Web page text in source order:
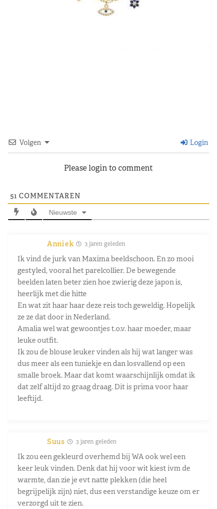
Volgen Login
Please login to comment
51 COMMENTAREN
Nieuwste
Anniek 3 jaren geleden
Ik vind de jurk van Maxima beeldschoon. En zo mooi
gestyled, vooral het parelcollier. De bewegende
beelden laten beter zien hoe zwierig deze japon is,
heerlijk met die hitte
En wat zit haar haar deze reis toch geweldig. Hopelijk
ze ze dat door in Nederland.
Amalia wel wat gewoontjes t.o.v. haar moeder, maar
leuke outfit.
Ik zou de blouse leuker vinden als hij wat langer was
dus meer als een tuniekje en dan losvallend op een
smalle broek. Maar dat komt waarschijnlijk omdat ik
dat zelf altijd zo graag draag. Dit is prima voor haar
leeftijd.
Suus 3 jaren geleden
Ik zou een gekleurd overhemd bij WA ook wel een
keer leuk vinden. Denk dat hij voor wit kiest ivm de
warmte, dan zie je evt natte plekken (die heel
begrijpelijk zijn) niet, dus een verstandige keuze om er
verzorgd uit te zien.